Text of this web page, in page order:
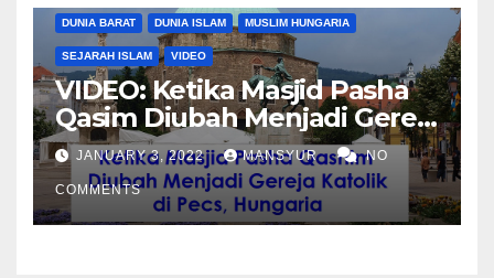
DUNIA BARAT DUNIA ISLAM MUSLIM HUNGARIA
SEJARAH ISLAM VIDEO
VIDEO: Ketika Masjid Pasha
Qasim Diubah Menjadi Gereja
Katolik di Pecs, Hungaria
JANUARY 3, 2022 MANSYUR NO
COMMENTS